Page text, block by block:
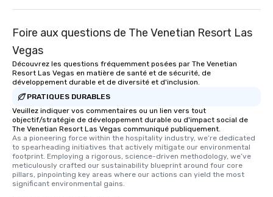
Foire aux questions de The Venetian Resort Las
Vegas
Découvrez les questions fréquemment posées par The Venetian
Resort Las Vegas en matière de santé et de sécurité, de
développement durable et de diversité et d'inclusion.
PRATIQUES DURABLES
Veuillez indiquer vos commentaires ou un lien vers tout
objectif/stratégie de développement durable ou d'impact social de
The Venetian Resort Las Vegas communiqué publiquement.
As a pioneering force within the hospitality industry, we’re dedicated
to spearheading initiatives that actively mitigate our environmental
footprint. Employing a rigorous, science-driven methodology, we’ve
meticulously crafted our sustainability blueprint around four core
pillars, pinpointing key areas where our actions can yield the most
significant environmental gains.